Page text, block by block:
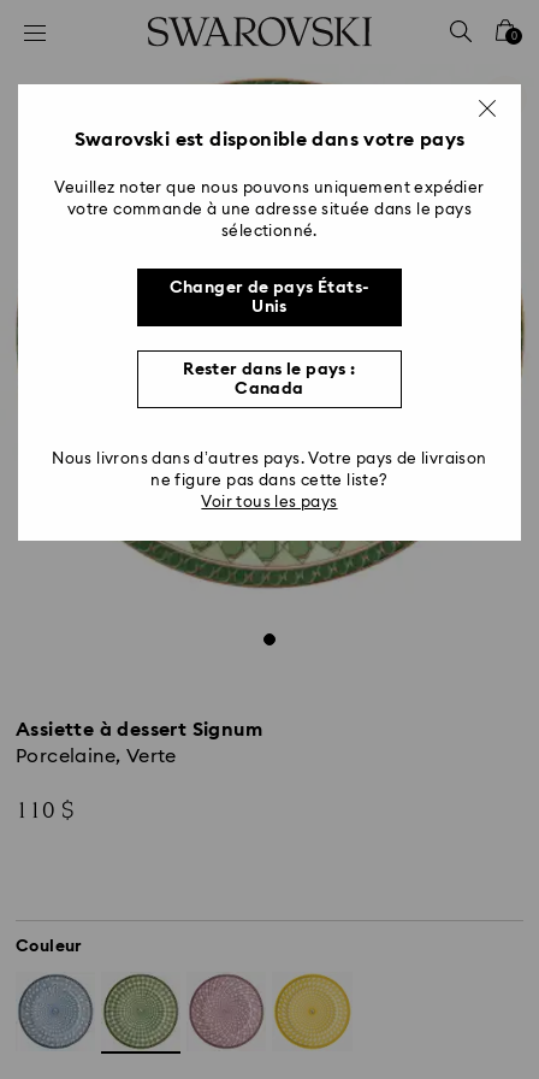
Accesskeys list
2 - Footer
0
Assiette à dessert Signum
Porcelaine, Verte
110 $
Couleur
Swarovski est disponible dans votre pays
Veuillez noter que nous pouvons uniquement expédier
votre commande à une adresse située dans le pays
sélectionné.
Changer de pays États-
Unis
Rester dans le pays :
Canada
Nous livrons dans d’autres pays. Votre pays de livraison
ne figure pas dans cette liste?
Voir tous les pays